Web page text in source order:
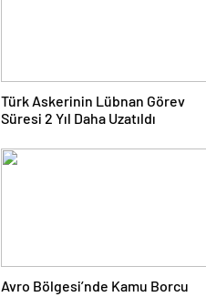
Türk Askerinin Lübnan Görev
Süresi 2 Yıl Daha Uzatıldı
Avro Bölgesi’nde Kamu Borcu